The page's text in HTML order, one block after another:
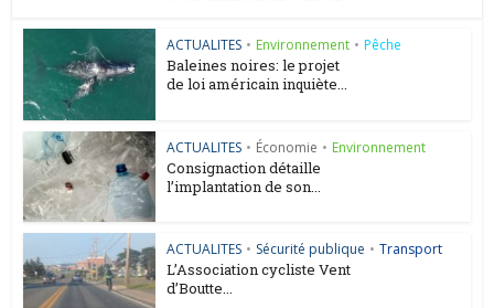
ACTUALITES • Environnement • Pêche
Baleines noires: le projet
de loi américain inquiète...
ACTUALITES • Économie • Environnement
Consignaction détaille
l’implantation de son...
ACTUALITES • Sécurité publique • Transport
L’Association cycliste Vent
d’Boutte...